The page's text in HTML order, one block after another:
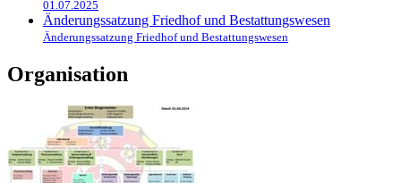
01.07.2025
Änderungssatzung Friedhof und Bestattungswesen
Änderungssatzung Friedhof und Bestattungswesen
Organisation